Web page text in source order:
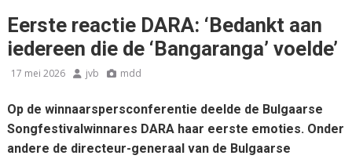
Eerste reactie DARA: ‘Bedankt aan
iedereen die de ‘Bangaranga’ voelde’
17 mei 2026 jvb mdd
Op de winnaarspersconferentie deelde de Bulgaarse
Songfestivalwinnares DARA haar eerste emoties. Onder
andere de directeur-generaal van de Bulgaarse